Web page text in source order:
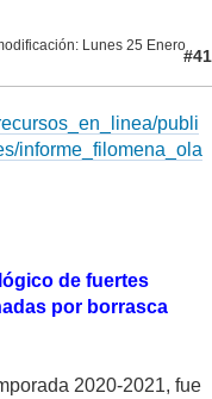
: Lunes 25 Enero
#41
publi
informe_filomena_ola
de fuertes
por borrasca
2020-2021, fue